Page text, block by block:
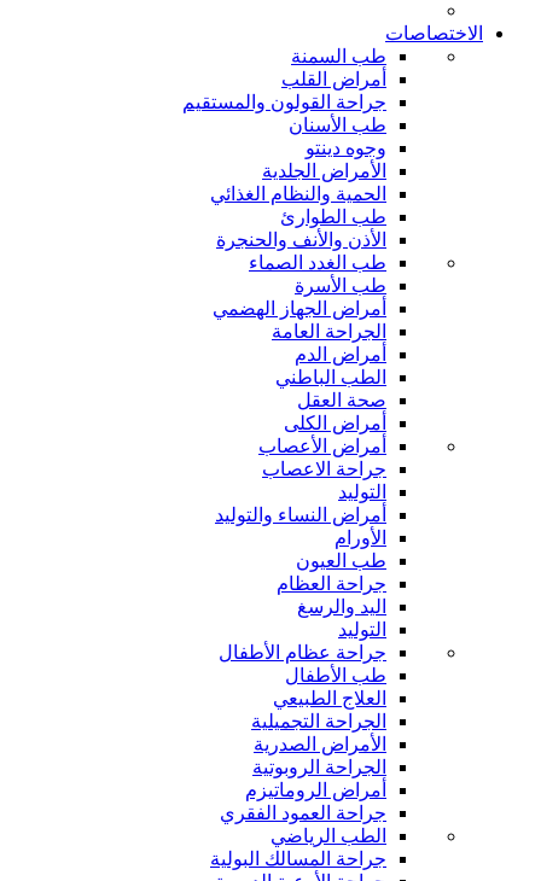
الاختصاصات
طب السمنة
أمراض القلب
جراحة القولون والمستقيم
طب الأسنان
وجوه دينتو
الأمراض الجلدية
الحمية والنظام الغذائي
طب الطوارئ
الأذن والأنف والحنجرة
طب الغدد الصماء
طب الأسرة
أمراض الجهاز الهضمي
الجراحة العامة
أمراض الدم
الطب الباطني
صحة العقل
أمراض الكلى
أمراض الأعصاب
جراحة الاعصاب
التوليد
أمراض النساء والتوليد
الأورام
طب العيون
جراحة العظام
اليد والرسغ
التوليد
جراحة عظام الأطفال
طب الأطفال
العلاج الطبيعي
الجراحة التجميلية
الأمراض الصدرية
الجراحة الروبوتية
أمراض الروماتيزم
جراحة العمود الفقري
الطب الرياضي
جراحة المسالك البولية